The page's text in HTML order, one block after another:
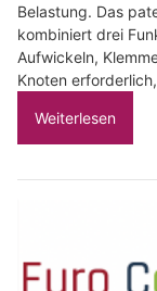
Belastung. Das
kombiniert drei
Aufwickeln,
Knoten
Weiterlesen